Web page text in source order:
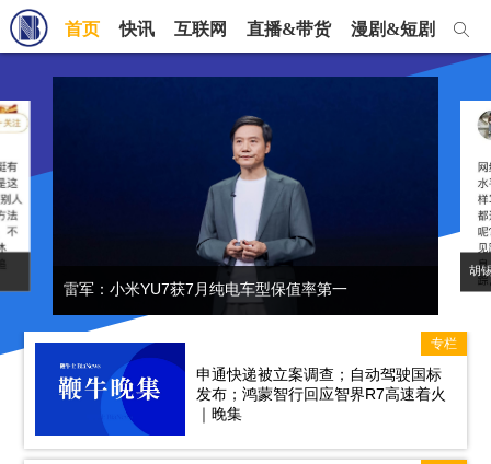
首页 快讯 互联网 直播&带货 漫剧&短剧 短
雷军：小米YU7获7月纯电车型保值率第一
胡
申通快递被立案调查；自动驾驶国标
发布；鸿蒙智行回应智界R7高速着火
｜晚集